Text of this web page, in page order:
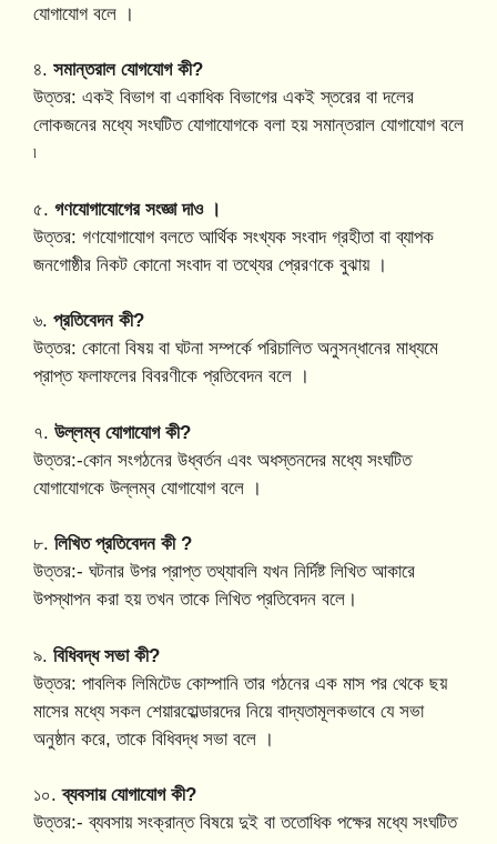
যোগাযোগ বলে ।
৪. সমান্তরাল যোগযোগ কী?
উত্তর: একই বিভাগ বা একাধিক বিভাগের একই স্তরের বা দলের
লোকজনের মধ্যে সংঘটিত যোগাযোগকে বলা হয় সমান্তরাল যোগাযোগ বলে
৷
৫. গণযোগাযোগের সংজ্ঞা দাও ।
উত্তর: গণযোগাযোগ বলতে আর্থিক সংখ্যক সংবাদ গ্রহীতা বা ব্যাপক
জনগোষ্ঠীর নিকট কোনো সংবাদ বা তথ্যের প্রেরণকে বুঝায় ।
৬. প্রতিবেদন কী?
উত্তর: কোনো বিষয় বা ঘটনা সম্পর্কে পরিচালিত অনুসন্ধানের মাধ্যমে
প্রাপ্ত ফলাফলের বিবরণীকে প্রতিবেদন বলে ।
৭. উল্লম্ব যোগাযোগ কী?
উত্তর:-কোন সংগঠনের উধ্বর্তন এবং অধস্তনদের মধ্যে সংঘটিত
যোগাযোগকে উল্লম্ব যোগাযোগ বলে ।
৮. লিখিত প্রতিবেদন কী ?
উত্তর:- ঘটনার উপর প্রাপ্ত তথ্যাবলি যখন নির্দিষ্ট লিখিত আকারে
উপস্থাপন করা হয় তখন তাকে লিখিত প্রতিবেদন বলে।
৯. বিধিবদ্ধ সভা কী?
উত্তর: পাবলিক লিমিটেড কোম্পানি তার গঠনের এক মাস পর থেকে ছয়
মাসের মধ্যে সকল শেয়ারহোল্ডারদের নিয়ে বাদ্যতামূলকভাবে যে সভা
অনুষ্ঠান করে, তাকে বিধিবদ্ধ সভা বলে ।
১০.ব্যবসায় যোগাযোগ কী?
উত্তর:- ব্যবসায় সংক্রান্ত বিষয়ে দুই বা ততোধিক পক্ষের মধ্যে সংঘটিত